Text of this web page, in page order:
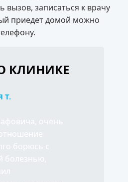
вызов, записаться к врачу
приедет домой можно
КЛИНИКЕ
Т.